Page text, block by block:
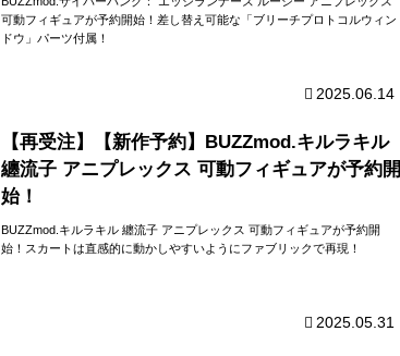
可動フィギュアが予約開始！差し替え可能な「ブリーチプロトコルウィン
ドウ」パーツ付属！
2025.06.14
【再受注】【新作予約】BUZZmod.キルラキル
纏流子 アニプレックス 可動フィギュアが予約開
始！
BUZZmod.キルラキル 纏流子 アニプレックス 可動フィギュアが予約開
始！スカートは直感的に動かしやすいようにファブリックで再現！
2025.05.31